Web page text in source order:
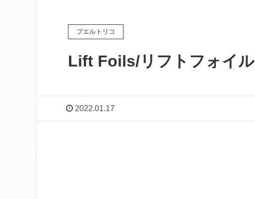
プエルトリコ
Lift Foils/リフトフォイル
2022.01.17